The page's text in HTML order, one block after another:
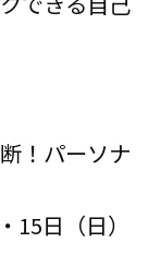
！パーソナ
15日（日）